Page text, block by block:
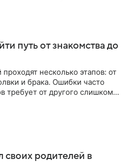
путь от знакомства до
несколько этапов: от
и брака. Ошибки часто
требует от другого слишком
своих родителей в